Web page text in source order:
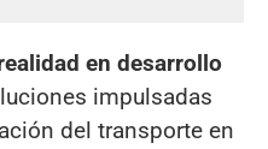
en desarrollo
impulsadas
del transporte en